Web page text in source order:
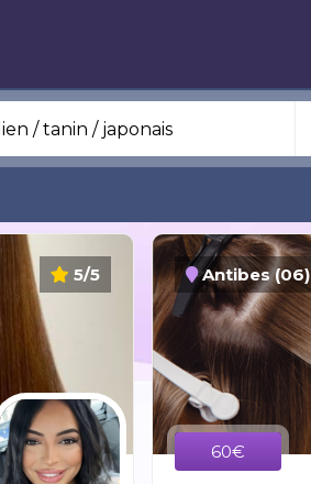
5/5 Antibes (06)
60€